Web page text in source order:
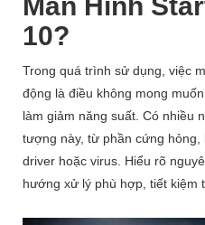
Màn Hình
10?
Trong quá trình sử dụng, việc
động là điều không mong
làm giảm năng suất. Có nhiều
tượng này, từ phần cứng
driver hoặc virus. Hiểu rõ
hướng xử lý phù hợp, tiết kiệm